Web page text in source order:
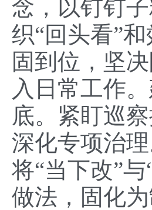
念，以钉钉
织“回头看”
固到位，坚
入日常工作
底。紧盯巡
深化专项治
将“当下改”
做法，固化